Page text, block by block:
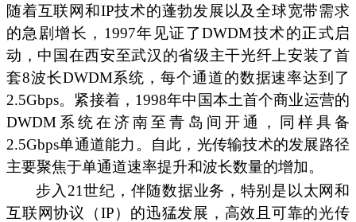
随着互联网和IP技术的蓬勃发展以及全球宽带需求
的急剧增长，1997年见证了DWDM技术的正式启
动，中国在西安至武汉的省级主干光纤上安装了首
套8波长DWDM系统，每个通道的数据速率达到了
2.5Gbps。紧接着，1998年中国本土首个商业运营的
DWDM系统在济南至青岛间开通，同样具备
2.5Gbps单通道能力。自此，光传输技术的发展路径
主要聚焦于单通道速率提升和波长数量的增加。
步入21世纪，伴随数据业务，特别是以太网和
互联网协议（IP）的迅猛发展，高效且可靠的光传